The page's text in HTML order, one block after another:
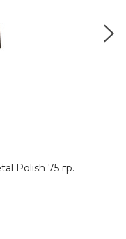
Polish 75 гр.